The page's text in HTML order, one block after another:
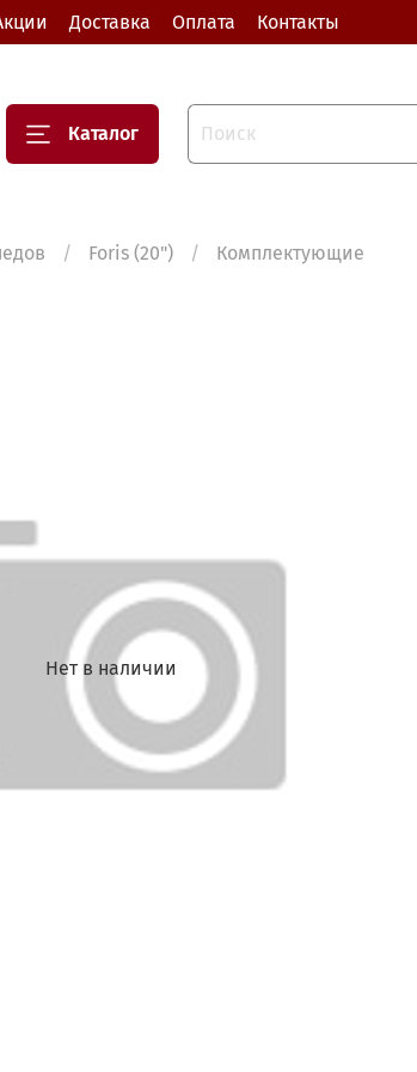
Доставка Оплата Контакты
Каталог
Foris (20") Комплектующие
Нет в наличии